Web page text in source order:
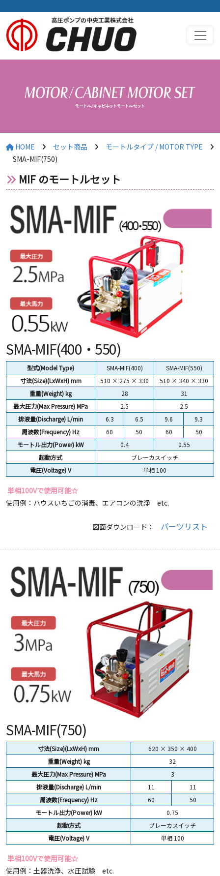
HOME セット商品
モートルタイプ / MOTOR TYPE
SMA-MIF(750)
MIF のモートルセット
SMA-MIF(400・550)
型式(Model Type) SMA-MIF(400)
SMA-MIF(550)
寸法(Size)(LxWxH) mm
510 × 275 × 330
510 × 340 × 330
重量(Weight) kg
28
31
最大圧力(Max Pressure) MPa
2.5
2.5
排液量(Discharge) L/min
6.3 6.5 9.6
9.3
周波数(Frequency) Hz
60 50 60
50
モートル出力(Power) kW
0.4
0.55
起動方式
ブレーカスイッチ
電圧(Voltage) V
単相 100
単相100Vで使用可能☆
使用例：ハウスいちごの消毒、エアコンの洗浄 etc.
図面ダウンロード： パーツリスト
SMA-MIF(750)
寸法(Size)(LxWxH) mm
620 × 350 × 400
重量(Weight)kg
32
最大圧力(Max Pressure) MPa
3
排液量(Discharge) L/min
11
11
周波数(Frequency) Hz
60
50
モートル出力(Power) kW
0.75
起動方式
ブレーカスイッチ
電圧(Voltage) V
単相 100
単相100Vで使用可能☆
使用例：土器洗浄、水圧試験 etc.